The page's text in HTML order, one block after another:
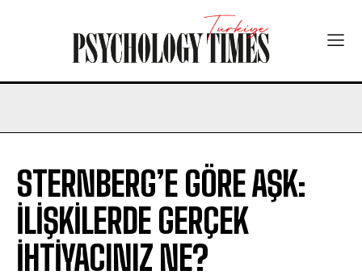
STERNBERG’E GÖRE AŞK:
İLİŞKİLERDE GERÇEK
İHTİYACINIZ NE?